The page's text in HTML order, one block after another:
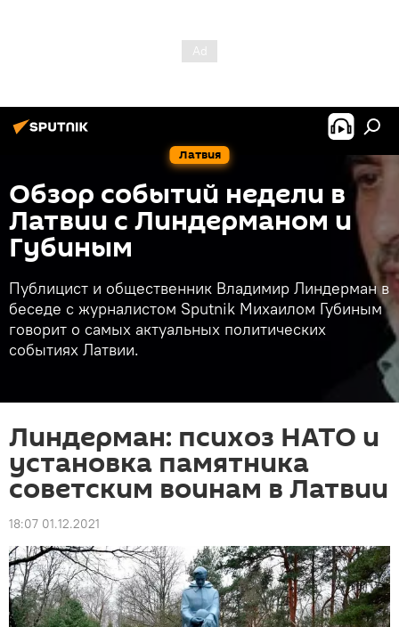
Латвия
Обзор событий недели в
Латвии с Линдерманом и
Губиным
Публицист и общественник Владимир Линдерман в
беседе с журналистом Sputnik Михаилом Губиным
говорит о самых актуальных политических
событиях Латвии.
Линдерман: психоз НАТО и
установка памятника
советским воинам в Латвии
18:07 01.12.2021